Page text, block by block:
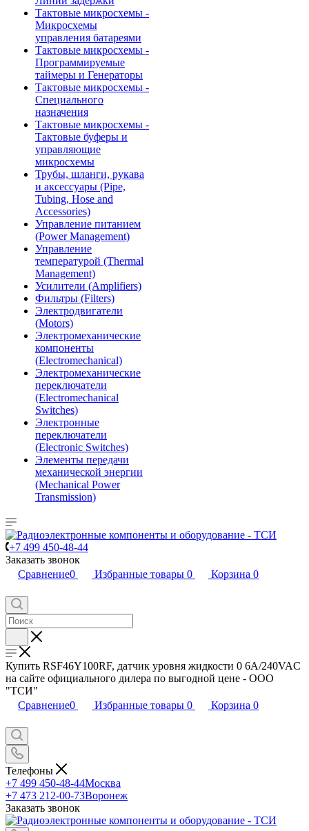
Тактовые микросхемы -
Микросхемы
управления батареями
Тактовые микросхемы -
Программируемые
таймеры и Генераторы
Тактовые микросхемы -
Специального
назначения
Тактовые микросхемы -
Тактовые буферы и
управляющие
микросхемы
Трубы, шланги, рукава
и аксессуары (Pipe,
Tubing, Hose and
Accessories)
Управление питанием
(Power Management)
Управление
температурой (Thermal
Management)
Усилители (Amplifiers)
Фильтры (Filters)
Электродвигатели
(Motors)
Электромеханические
компоненты
(Electromechanical)
Электромеханические
переключатели
(Electromechanical
Switches)
Электронные
переключатели
(Electronic Switches)
Элементы передачи
механической энергии
(Mechanical Power
Transmission)
+7 499 450-48-44
Заказать звонок
Сравнение0 Избранные товары 0 Корзина 0
Купить RSF46Y100RF, датчик уровня жидкости 0 6А/240VAC
на сайте официального дилера по выгодной цене - ООО
"ТСИ"
Сравнение0 Избранные товары 0 Корзина 0
Телефоны
+7 499 450-48-44Москва
+7 473 212-00-73Воронеж
Заказать звонок